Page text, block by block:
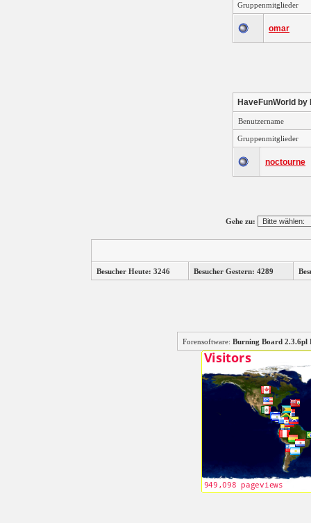
Gruppenmitglieder
omar
HaveFunWorld
Benutzername
Gruppenmitglieder
noctourne
Gehe zu:
Besucher Heute: 3246 Besucher Gestern: 4289
Forensoftware: Burning Board